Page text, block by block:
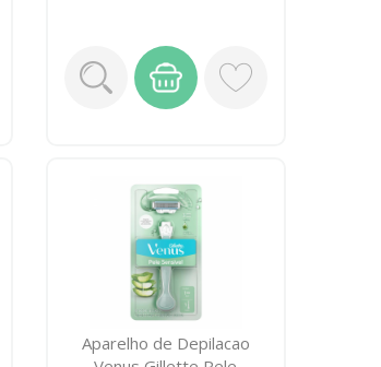
Aparelho de Depilacao